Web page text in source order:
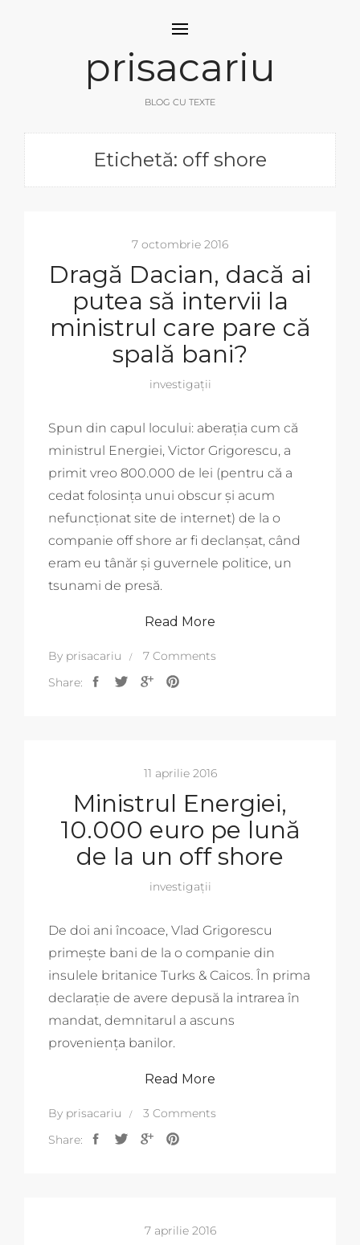
prisacariu
BLOG CU TEXTE
Etichetă: off shore
7 octombrie 2016
Dragă Dacian, dacă ai
putea să intervii la
ministrul care pare că
spală bani?
investigații
Spun din capul locului: aberația cum că
ministrul Energiei, Victor Grigorescu, a
primit vreo 800.000 de lei (pentru că a
cedat folosința unui obscur și acum
nefuncționat site de internet) de la o
companie off shore ar fi declanșat, când
eram eu tânăr și guvernele politice, un
tsunami de presă.
Read More
By prisacariu
7 Comments
Share:
11 aprilie 2016
Ministrul Energiei,
10.000 euro pe lună
de la un off shore
investigații
De doi ani încoace, Vlad Grigorescu
primește bani de la o companie din
insulele britanice Turks & Caicos. În prima
declarație de avere depusă la intrarea în
mandat, demnitarul a ascuns
proveniența banilor.
Read More
By prisacariu
3 Comments
Share:
7 aprilie 2016